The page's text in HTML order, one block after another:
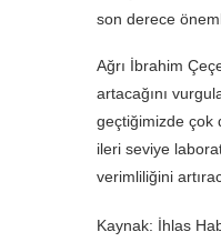
son derece
Ağrı İbrahim
artacağını
geçtiğimizde çok
ileri seviye
verimliliğini
Kaynak: İhlas